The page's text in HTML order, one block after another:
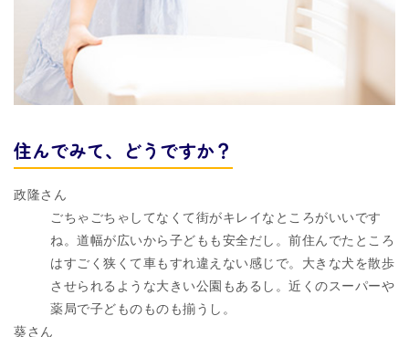
住んでみて、どうですか？
政隆さん
ごちゃごちゃしてなくて街がキレイなところがいいです
ね。道幅が広いから子どもも安全だし。前住んでたところ
はすごく狭くて車もすれ違えない感じで。大きな犬を散歩
させられるような大きい公園もあるし。近くのスーパーや
薬局で子どものものも揃うし。
葵さん